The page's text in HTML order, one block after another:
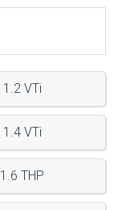
1.2 VTi
1.4 VTi
1.6 THP